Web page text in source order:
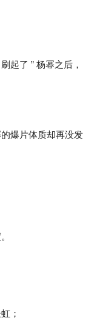
起了 ” 杨幂之后，
爆片体质却再没发
；